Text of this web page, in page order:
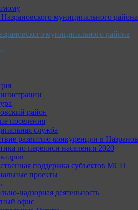
муниципального района
район
поселения
служба
развитию конкуренции в
по переписи населения 2020
поддержка субъектов МСП
проекты
надзорная деятельность
офис